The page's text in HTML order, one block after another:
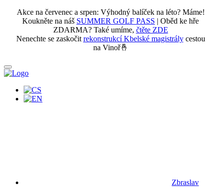
Akce na červenec a srpen: Výhodný balíček na léto? Máme!
Koukněte na náš SUMMER GOLF PASS | Oběd ke hře
ZDARMA? Také umíme, čtěte ZDE
Nenechte se zaskočit rekonstrukcí Kbelské magistrálycestou
na Vinoř🤞
Zbraslav